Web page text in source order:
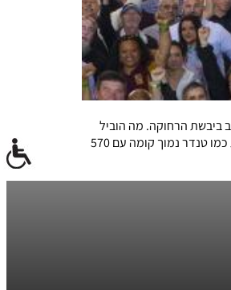
ביבשת הרחוקה. מה הוביל
לכישלון תעשיית הרכב במדינה העצומה ששטחה גדול פי 370 משטחה של ישראל והאם הפסקת היצור באוזי-לנד מבשרת את היעלמותן מהעולם של מכוניות פסיכיות כמו טנדר נמוך קומה עם 570